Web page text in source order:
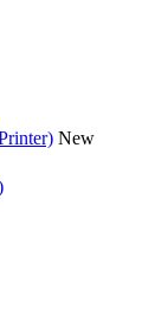
New